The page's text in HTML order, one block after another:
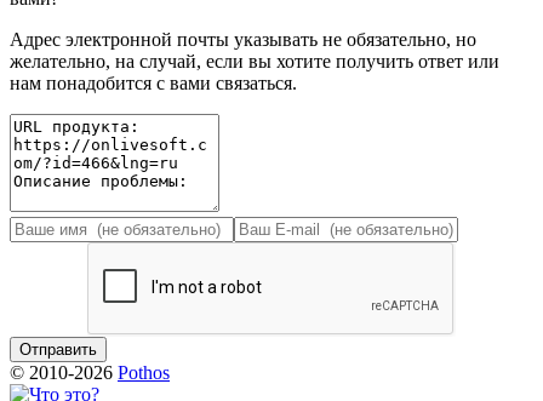
Адрес электронной почты указывать не обязательно, но
желательно, на случай, если вы хотите получить ответ или
нам понадобится с вами связаться.
© 2010-2026 Pothos